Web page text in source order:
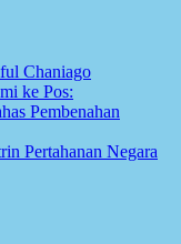
Chaniago
ke Pos:
Pembenahan
Pertahanan Negara